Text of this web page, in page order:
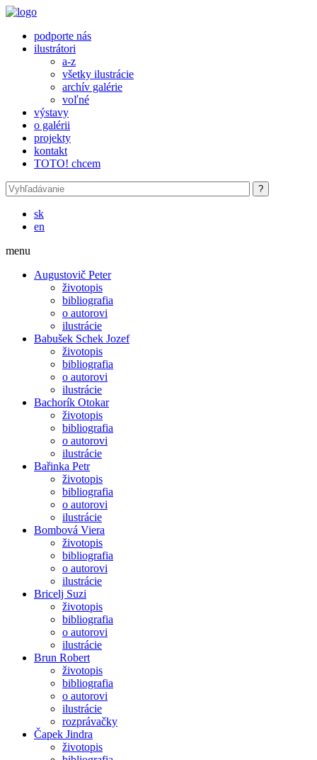
Skočiť na hlavný obsah
podporte nás
ilustrátori
a-z
všetky ilustrácie
archív galérie
voľné
výstavy
o galérii
projekty
kontakt
TOTO! chcem
sk
en
menu
Augustovič Peter
životopis
bibliografia
o autorovi
ilustrácie
Babušek Schek Jozef
životopis
bibliografia
o autorovi
ilustrácie
Bachorík Otokar
životopis
bibliografia
o autorovi
ilustrácie
Bařinka Petr
životopis
bibliografia
o autorovi
ilustrácie
Bombová Viera
životopis
bibliografia
o autorovi
ilustrácie
Bricelj Suzi
životopis
bibliografia
o autorovi
ilustrácie
Brun Robert
životopis
bibliografia
o autorovi
ilustrácie
rozprávačky
Čapek Jindra
životopis